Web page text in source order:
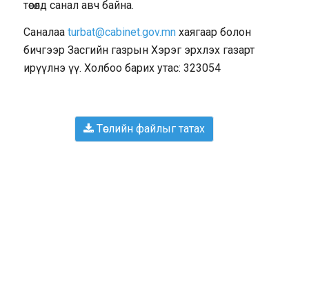
төсөлд санал авч байна.
Саналаа turbat@cabinet.gov.mnхаягаар болон
бичгээр Засгийн газрын Хэрэг эрхлэх газарт
ирүүлнэ үү. Холбоо барих утас: 323054
Төслийн файлыг татах